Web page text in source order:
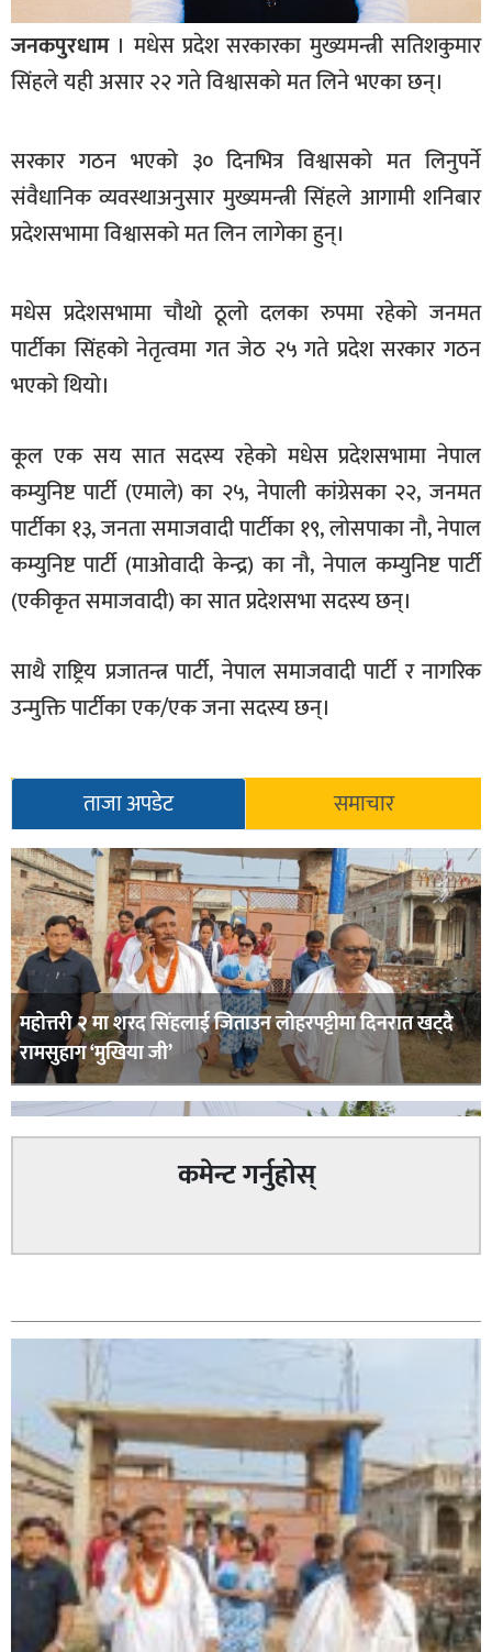
राष्ट्रिय
अन्तराष्ट्रिय
अर्थ
खेलकुद
मनोरञ्जन
/
भिडियो
अन्य
शिक्षा
विचार
स्वास्थ्य
जनकपुरधाम। मधेस प्रदेश सरकारका मुख्यमन्त्री सतिशकुमार
सिंहले यही असार २२ गते विश्वासको मत लिने भएका छन्।
सरकार गठन भएको ३० दिनभित्र विश्वासको मत लिनुपर्ने
संवैधानिक व्यवस्थाअनुसार मुख्यमन्त्री सिंहले आगामी शनिबार
प्रदेशसभामा विश्वासको मत लिन लागेका हुन्।
मधेस प्रदेशसभामा चौथो ठूलो दलका रुपमा रहेको जनमत
पार्टीका सिंहको नेतृत्वमा गत जेठ २५ गते प्रदेश सरकार गठन
भएको थियो।
कूल एक सय सात सदस्य रहेको मधेस प्रदेशसभामा नेपाल
कम्युनिष्ट पार्टी (एमाले) का २५, नेपाली कांग्रेसका २२, जनमत
पार्टीका १३, जनता समाजवादी पार्टीका १९, लोसपाका नौ, नेपाल
कम्युनिष्ट पार्टी (माओवादी केन्द्र) का नौ, नेपाल कम्युनिष्ट पार्टी
(एकीकृत समाजवादी) का सात प्रदेशसभा सदस्य छन्।
साथै राष्ट्रिय प्रजातन्त्र पार्टी, नेपाल समाजवादी पार्टी र नागरिक
उन्मुक्ति पार्टीका एक/एक जना सदस्य छन्।
ताजा अपडेट समाचार
महोत्तरी २ मा शरद सिंहलाई जिताउन लोहरपट्टीमा दिनरात खट्दै
रामसुहाग ‘मुखिया जी’
सिराहा-२ मा संजय यादव भिड्ने !
कमेन्ट गर्नुहोस्